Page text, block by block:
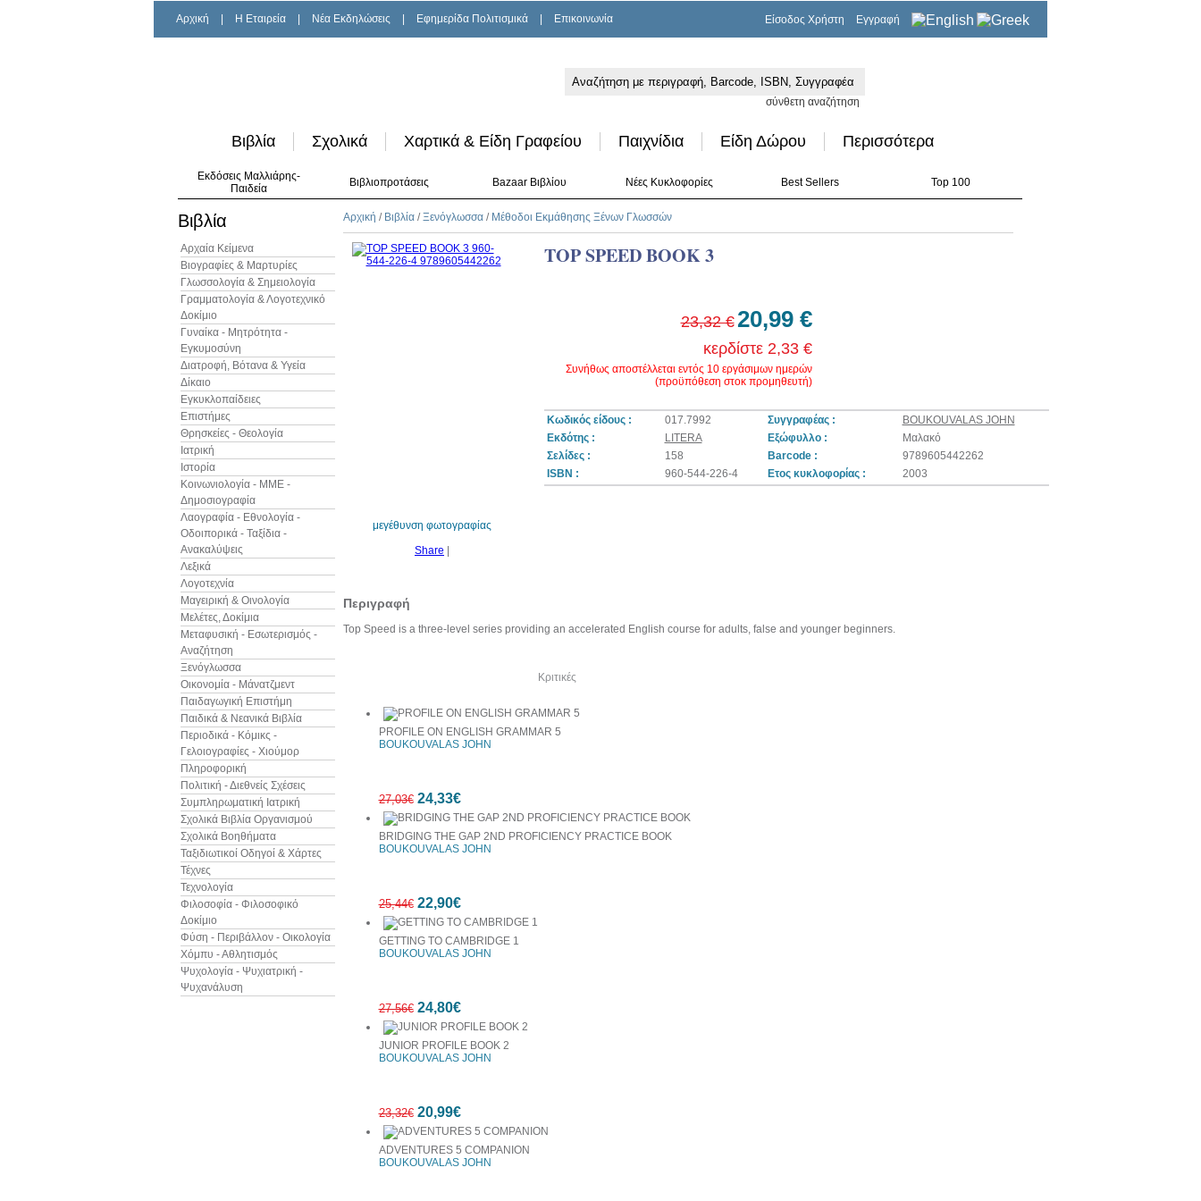
Αρχική H Εταιρεία Νέα Εκδηλώσεις Εφημερίδα Πολιτισμικά Επικοινωνία Είσοδος Χρήστη Εγγραφή
σύνθετη αναζήτηση
Βιβλία Σχολικά Χαρτικά & Είδη Γραφείου Παιχνίδια Είδη Δώρου Περισσότερα
Εκδόσεις Μαλλιάρης-
Παιδεία
Βιβλιοπροτάσεις Bazaar Βιβλίου Νέες Κυκλοφορίες Best Sellers Top 100
Βιβλία
Αρχαία Κείμενα
Βιογραφίες & Μαρτυρίες
Γλωσσολογία & Σημειολογία
Γραμματολογία & Λογοτεχνικό
Δοκίμιο
Γυναίκα - Μητρότητα -
Εγκυμοσύνη
Διατροφή, Βότανα & Υγεία
Δίκαιο
Εγκυκλοπαίδειες
Επιστήμες
Θρησκείες - Θεολογία
Ιατρική
Ιστορία
Κοινωνιολογία - ΜΜΕ -
Δημοσιογραφία
Λαογραφία - Εθνολογία -
Οδοιπορικά - Ταξίδια -
Ανακαλύψεις
Λεξικά
Λογοτεχνία
Μαγειρική & Οινολογία
Μελέτες, Δοκίμια
Μεταφυσική - Εσωτερισμός -
Αναζήτηση
Ξενόγλωσσα
Οικονομία - Μάνατζμεντ
Παιδαγωγική Επιστήμη
Παιδικά & Νεανικά Βιβλία
Περιοδικά - Κόμικς -
Γελοιογραφίες - Χιούμορ
Πληροφορική
Πολιτική - Διεθνείς Σχέσεις
Συμπληρωματική Ιατρική
Σχολικά Βιβλία Οργανισμού
Σχολικά Βοηθήματα
Ταξιδιωτικοί Οδηγοί & Χάρτες
Τέχνες
Τεχνολογία
Φιλοσοφία - Φιλοσοφικό
Δοκίμιο
Φύση - Περιβάλλον - Οικολογία
Χόμπυ - Αθλητισμός
Ψυχολογία - Ψυχιατρική -
Ψυχανάλυση
Αρχική / Βιβλία /Ξενόγλωσσα / Μέθοδοι Εκμάθησης Ξένων Γλωσσών
μεγέθυνση φωτογραφίας
Share
TOP SPEED BOOK 3
23,32 € 20,99 €
κερδίστε 2,33 €
Συνήθως αποστέλλεται εντός 10 εργάσιμων ημερών
(προϋπόθεση στοκ προμηθευτή)
Κωδικός είδους : 017.7992 Συγγραφέας :
BOUKOUVALAS JOHN
Εκδότης :
LITERA Εξώφυλλο :
Μαλακό
Σελίδες :
158 Barcode :
9789605442262
ISBN :
960-544-226-4 Ετος κυκλοφορίας : 2003
Περιγραφή
Top Speed is a three-level series providing an accelerated English course for adults, false and younger beginners.
Κριτικές
PROFILE ON ENGLISH GRAMMAR 5
BOUKOUVALAS JOHN
27,03€ 24,33€
BRIDGING THE GAP 2ND PROFICIENCY PRACTICE BOOK
BOUKOUVALAS JOHN
25,44€ 22,90€
GETTING TO CAMBRIDGE 1
BOUKOUVALAS JOHN
27,56€ 24,80€
JUNIOR PROFILE BOOK 2
BOUKOUVALAS JOHN
23,32€ 20,99€
ADVENTURES 5 COMPANION
BOUKOUVALAS JOHN